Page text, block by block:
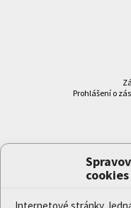
cookies
Prohlášení o